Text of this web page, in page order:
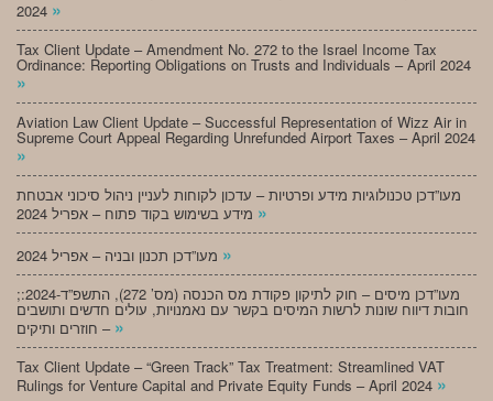
»
Tax Client Update – Amendment No. 272 to the Israel Income Tax
Ordinance: Reporting Obligations on Trusts and Individuals – April 2024
»
Aviation Law Client Update – Successful Representation of Wizz Air in
Supreme Court Appeal Regarding Unrefunded Airport Taxes – April 2024
»
מעו”דכן טכנולוגיות מידע ופרטיות – עדכון לקוחות לעניין ניהול סיכוני אבטחת
»
»
;מעו”דכן מיסים – חוק לתיקון פקודת מס הכנסה (מס’ 272), התשפ”ד-2024:
חובות דיווח שונות לרשות המיסים בקשר עם נאמנויות, עולים חדשים ותושבים
חוזרים ותיקים – »
Tax Client Update – “Green Track” Tax Treatment: Streamlined VAT
Rulings for Venture Capital and Private Equity Funds – April 2024 »